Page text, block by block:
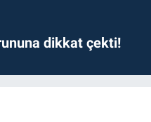
dikkat çekti!